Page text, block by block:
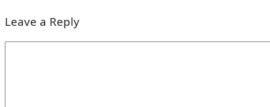
Leave a Reply